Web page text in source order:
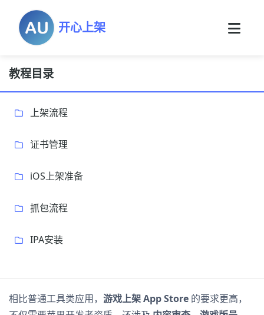
开心上架
教程目录
上架流程
证书管理
iOS上架准备
抓包流程
IPA安装
相比普通工具类应用， 游戏上架 App Store 的要求更高，